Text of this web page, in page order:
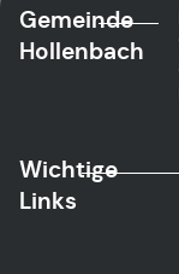
Gemeinde
Hollenbach
Wichtige
Links